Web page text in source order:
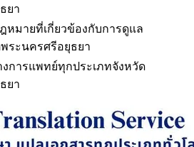
ยา
หมายที่เกี่ยวข้องกับการดูแล
ระนครศรีอยุธยา
การแพทย์ทุกประเภทจังหวัด
ยา